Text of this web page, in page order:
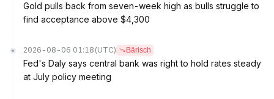
Gold pulls back from seven-week high as bulls struggle to
find acceptance above $4,300
2026-08-06 01:18 (UTC) Bärisch
Fed's Daly says central bank was right to hold rates steady
at July policy meeting